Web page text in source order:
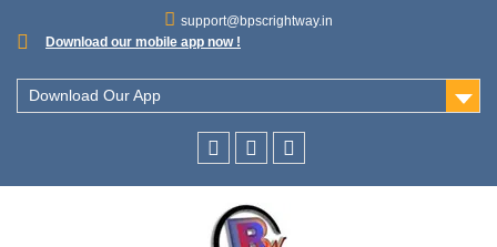
support@bpscrightway.in
Download our mobile app now !
Download Our App